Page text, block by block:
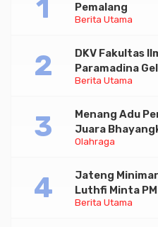
Berita Utama
Pemalang
Berita Utama
DKV Fakultas
Paramadina
Olahraga
Menang Adu
Juara
Berita Utama
Jateng
Luthfi Minta